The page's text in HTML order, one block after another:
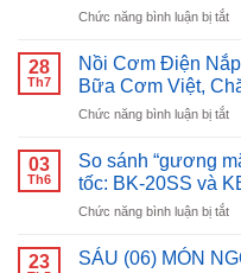
Chức năng bình luận bị tắtở
an
28
Th7
Nồi Cơm Điện
Bữa Cơm Việt,
Chức năng bình luận bị tắtở
Gài
03
Th6
So sánh “gương
tốc: BK-20SS và
Chức năng bình luận bị tắtở
23 SÁU (06) MÓN